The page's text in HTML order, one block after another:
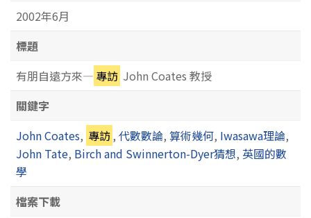
2002年6月
標題
有朋自遠方來— 專訪 John Coates 教授
關鍵字
John Coates, 專訪,代數數論,算術幾何, Iwasawa理論,
John Tate, Birch and Swinnerton-Dyer猜想, 英國的數
學
檔案下載